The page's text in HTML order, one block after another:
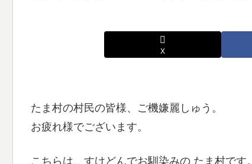
X
たま村の村民の皆様、ご機嫌麗しゅう。
お疲れ様でございます。
こちらは、すけどんでお馴染みの たま村です。